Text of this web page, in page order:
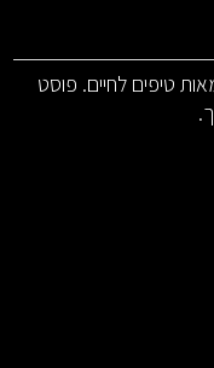
טיפים לחיים. פוסט